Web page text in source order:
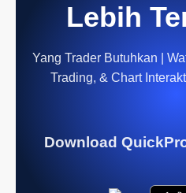
Lebih
Yang Trader Butuhkan |
Trading, & Chart
Download